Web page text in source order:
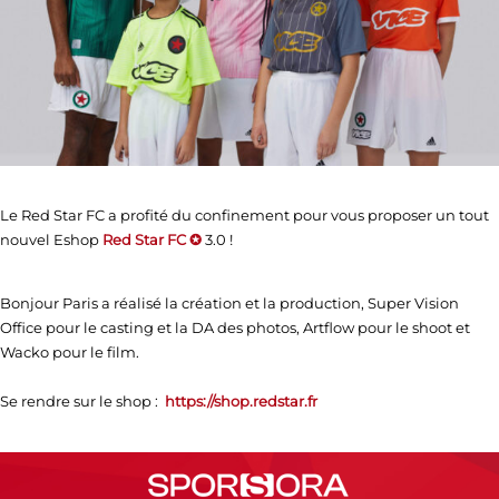
Le Red Star FC a profité du confinement pour vous proposer un tout
nouvel Eshop Red Star FC ✪3.0 !
Bonjour Paris a réalisé la création et la production, Super Vision
Office pour le casting et la DA des photos, Artflow pour le shoot et
Wacko pour le film.
Se rendre sur le shop : https://shop.redstar.fr